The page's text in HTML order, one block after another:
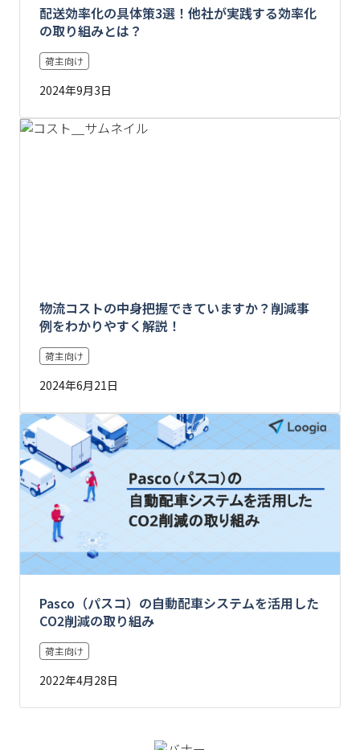
配送効率化の具体策3選！他社が実践する効率化
の取り組みとは？
荷主向け
2024年9月3日
物流コストの中身把握できていますか？削減事
例をわかりやすく解説！
荷主向け
2024年6月21日
Pasco（パスコ）の自動配車システムを活用した
CO2削減の取り組み
荷主向け
2022年4月28日